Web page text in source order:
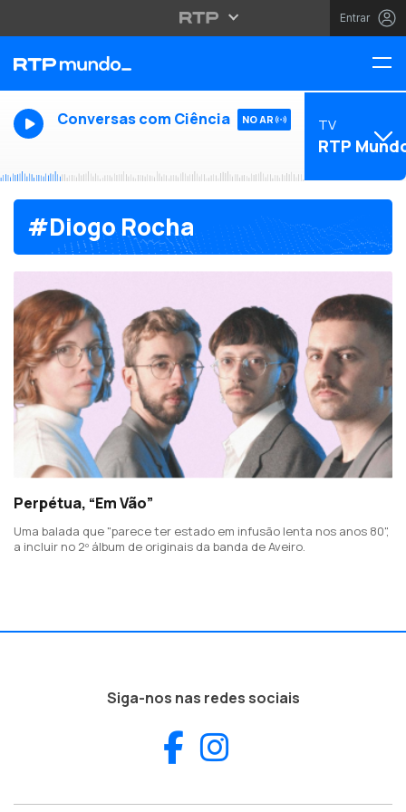
Entrar
Conversas com Ciência NO AR TV
RTP
#Diogo Rocha
Perpétua, “Em Vão”
Uma balada que "parece ter estado em infusão lenta nos anos 80",
a incluir no 2º álbum de originais da banda de Aveiro.
Siga-nos nas redes sociais
Facebook